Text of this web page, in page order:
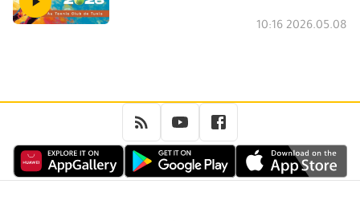
2026.05.08 10:16